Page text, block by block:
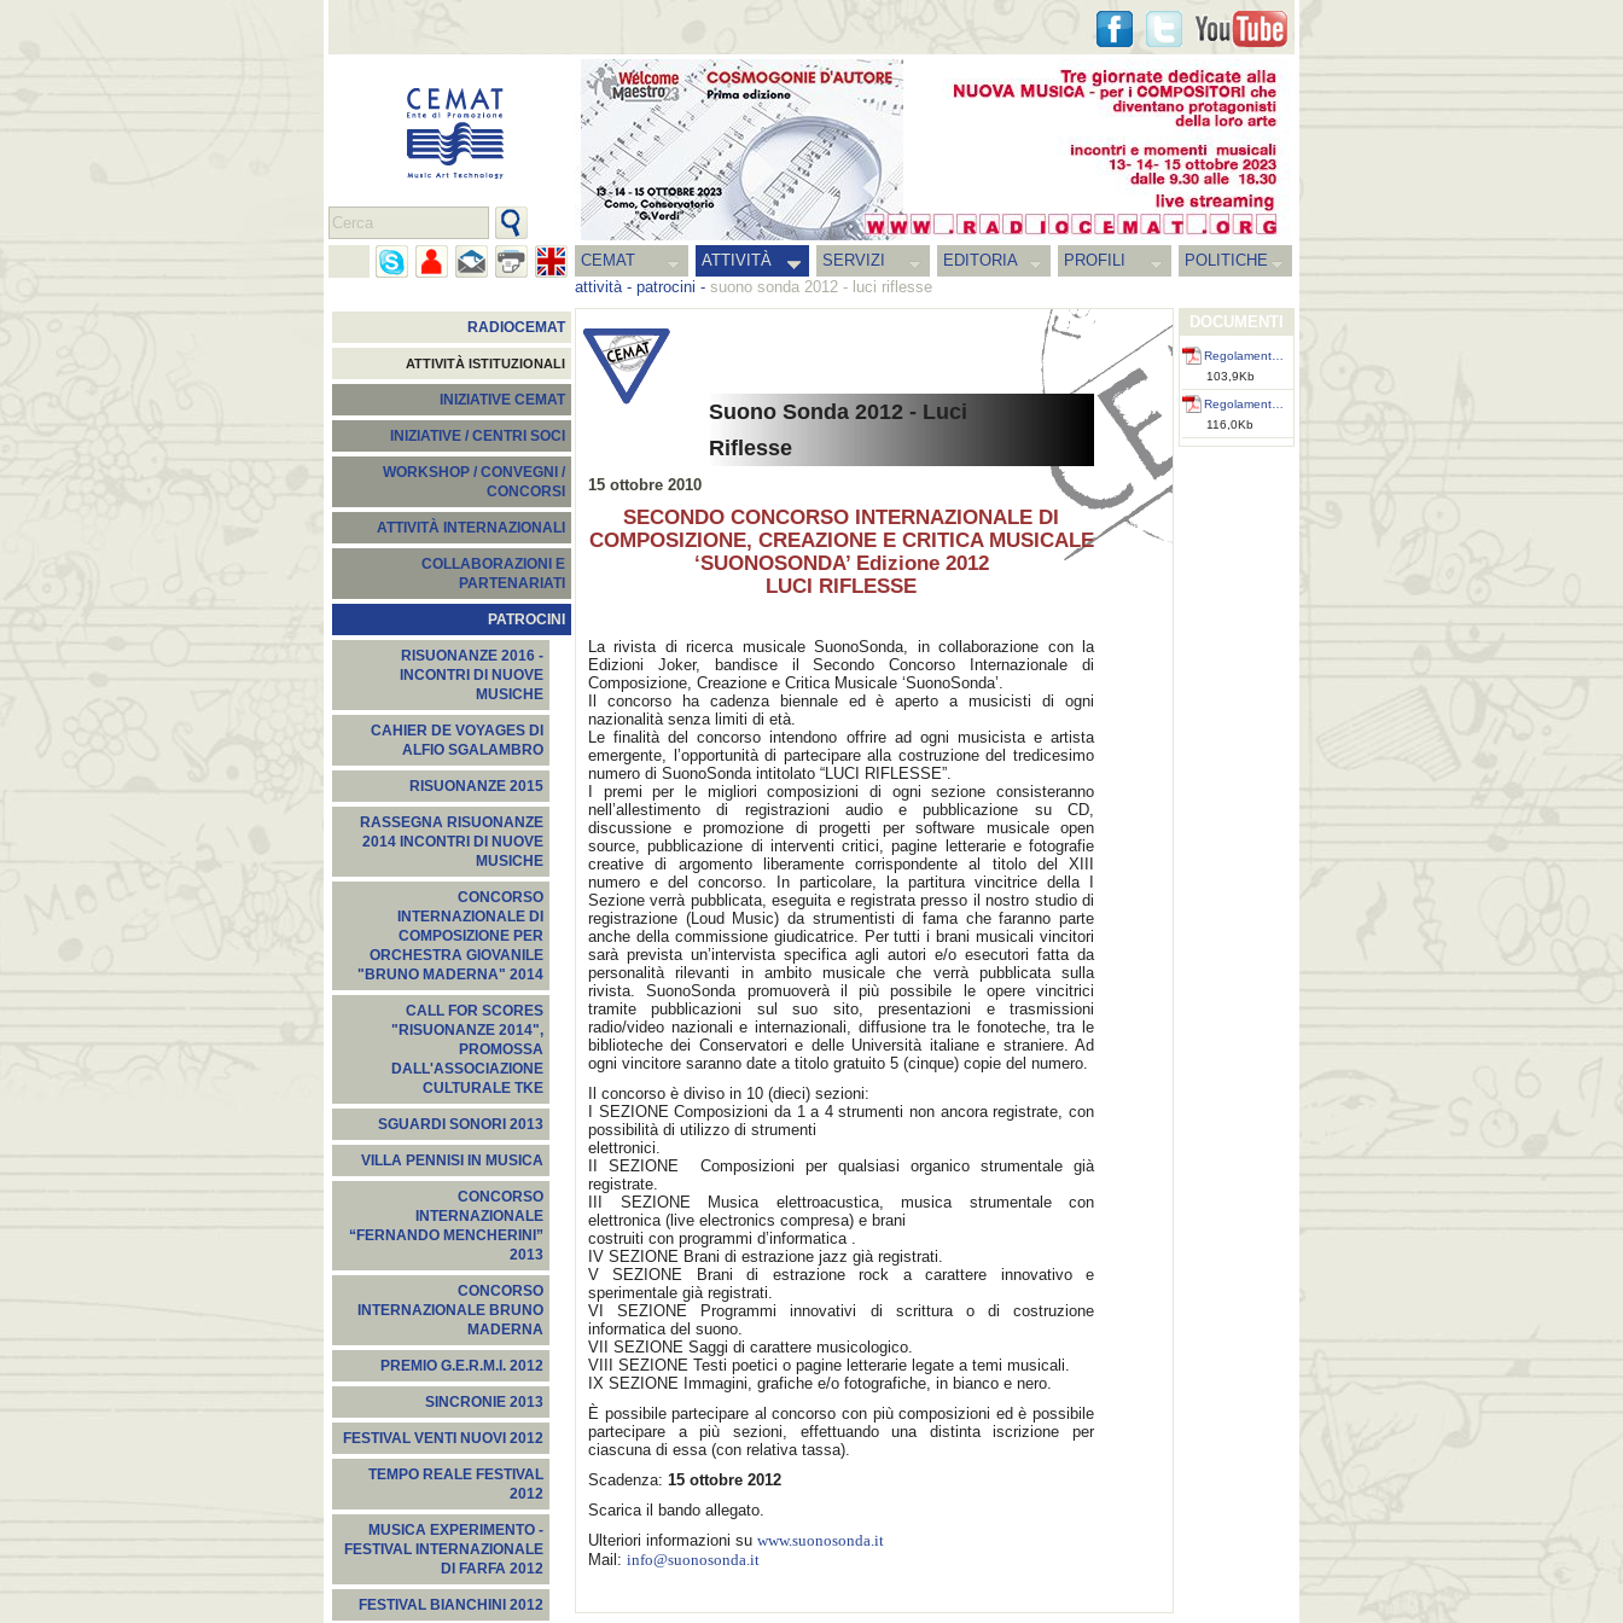
CEMAT ATTIVITÀ SERVIZI EDITORIA PROFILI
POLITICHE
attività- patrocini - suono sonda 2012 - luci riflesse
RADIOCEMAT
ATTIVITÀ ISTITUZIONALI
INIZIATIVE CEMAT
INIZIATIVE / CENTRI SOCI
WORKSHOP / CONVEGNI /
CONCORSI
ATTIVITÀ INTERNAZIONALI
COLLABORAZIONI E
PARTENARIATI
PATROCINI
RISUONANZE 2016 -
INCONTRI DI NUOVE
MUSICHE
CAHIER DE VOYAGES DI
ALFIO SGALAMBRO
RISUONANZE 2015
RASSEGNA RISUONANZE
2014 INCONTRI DI NUOVE
MUSICHE
CONCORSO
INTERNAZIONALE DI
COMPOSIZIONE PER
ORCHESTRA GIOVANILE
"BRUNO MADERNA" 2014
CALL FOR SCORES
"RISUONANZE 2014",
PROMOSSA
DALL'ASSOCIAZIONE
CULTURALE TKE
SGUARDI SONORI 2013
VILLA PENNISI IN MUSICA
CONCORSO
INTERNAZIONALE
“FERNANDO MENCHERINI”
2013
CONCORSO
INTERNAZIONALE BRUNO
MADERNA
PREMIO G.E.R.M.I. 2012
SINCRONIE 2013
FESTIVAL VENTI NUOVI 2012
TEMPO REALE FESTIVAL
2012
MUSICA EXPERIMENTO -
FESTIVAL INTERNAZIONALE
DI FARFA 2012
FESTIVAL BIANCHINI 2012
Suono Sonda 2012 - Luci
Riflesse
15 ottobre 2010
SECONDO CONCORSO INTERNAZIONALE DI
COMPOSIZIONE, CREAZIONE E CRITICA MUSICALE
‘SUONOSONDA’ Edizione 2012
LUCI RIFLESSE
La rivista di ricerca musicale SuonoSonda, in collaborazione con la
Edizioni Joker, bandisce il Secondo Concorso Internazionale di
Composizione, Creazione e Critica Musicale ‘SuonoSonda’.
Il concorso ha cadenza biennale ed è aperto a musicisti di ogni
nazionalità senza limiti di età.
Le finalità del concorso intendono offrire ad ogni musicista e artista
emergente, l’opportunità di partecipare alla costruzione del tredicesimo
numero di SuonoSonda intitolato “LUCI RIFLESSE”.
I premi per le migliori composizioni di ogni sezione consisteranno
nell’allestimento di registrazioni audio e pubblicazione su CD,
discussione e promozione di progetti per software musicale open
source, pubblicazione di interventi critici, pagine letterarie e fotografie
creative di argomento liberamente corrispondente al titolo del XIII
numero e del concorso. In particolare, la partitura vincitrice della I
Sezione verrà pubblicata, eseguita e registrata presso il nostro studio di
registrazione (Loud Music) da strumentisti di fama che faranno parte
anche della commissione giudicatrice. Per tutti i brani musicali vincitori
sarà prevista un’intervista specifica agli autori e/o esecutori fatta da
personalità rilevanti in ambito musicale che verrà pubblicata sulla
rivista. SuonoSonda promuoverà il più possibile le opere vincitrici
tramite pubblicazioni sul suo sito, presentazioni e trasmissioni
radio/video nazionali e internazionali, diffusione tra le fonoteche, tra le
biblioteche dei Conservatori e delle Università italiane e straniere. Ad
ogni vincitore saranno date a titolo gratuito 5 (cinque) copie del numero.
Il concorso è diviso in 10 (dieci) sezioni:
I SEZIONE Composizioni da 1 a 4 strumenti non ancora registrate, con
possibilità di utilizzo di strumenti
elettronici.
II SEZIONE Composizioni per qualsiasi organico strumentale già
registrate.
III SEZIONE Musica elettroacustica, musica strumentale con
elettronica (live electronics compresa) e brani
costruiti con programmi d’informatica .
IV SEZIONE Brani di estrazione jazz già registrati.
V SEZIONE Brani di estrazione rock a carattere innovativo e
sperimentale già registrati.
VI SEZIONE Programmi innovativi di scrittura o di costruzione
informatica del suono.
VII SEZIONE Saggi di carattere musicologico.
VIII SEZIONE Testi poetici o pagine letterarie legate a temi musicali.
IX SEZIONE Immagini, grafiche e/o fotografiche, in bianco e nero.
È possibile partecipare al concorso con più composizioni ed è possibile
partecipare a più sezioni, effettuando una distinta iscrizione per
ciascuna di essa (con relativa tassa).
Scadenza: 15 ottobre 2012
Scarica il bando allegato.
Ulteriori informazioni su www.suonosonda.it
Mail: info@suonosonda.it
DOCUMENTI
Regolament…
103,9Kb
Regolament…
116,0Kb